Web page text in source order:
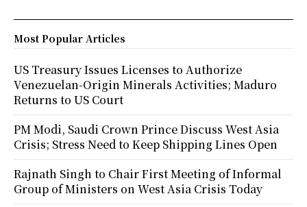
Most Popular Articles
US Treasury Issues Licenses to Authorize
Venezuelan-Origin Minerals Activities; Maduro
Returns to US Court
PM Modi, Saudi Crown Prince Discuss West Asia
Crisis; Stress Need to Keep Shipping Lines Open
Rajnath Singh to Chair First Meeting of Informal
Group of Ministers on West Asia Crisis Today